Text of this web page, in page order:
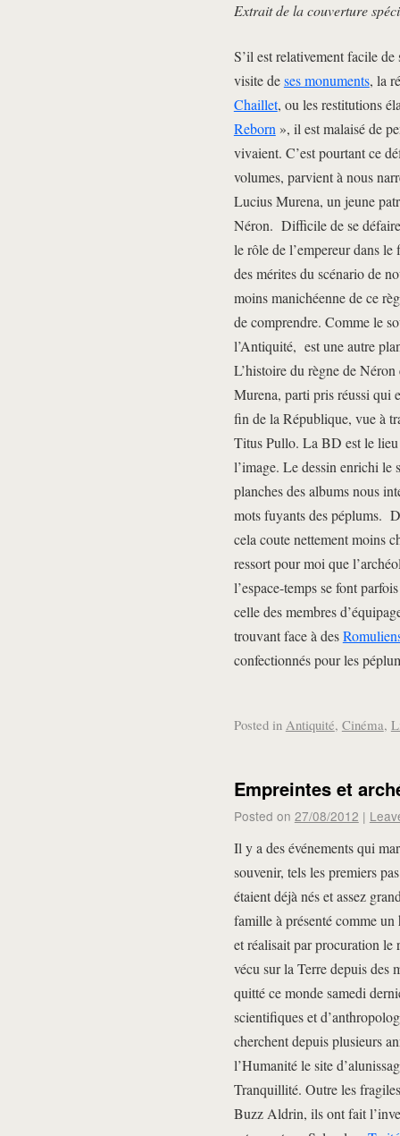
Extrait de la couverture
S’il est relativement facile
visite deses monuments, la
Chaillet, ou les restitutions
Reborn », il est malaisé de
vivaient. C’est pourtant ce
volumes, parvient à nous
Lucius Murena, un jeune
Néron. Difficile de se
le rôle de l’empereur dans
des mérites du scénario de
moins manichéenne de ce
de comprendre. Comme le
l’Antiquité, est une autre
L’histoire du règne de
Murena, parti pris réussi qui
fin de la République, vue à
Titus Pullo. La BD est le
l’image. Le dessin enrichi le
planches des albums nous
mots fuyants des péplums.
cela coute nettement moins
ressort pour moi que
l’espace-temps se font
celle des membres
trouvant face à des
confectionnés pour les
Posted in Antiquité, Cinéma,
Empreintes et
Posted on 27/08/2012 |
Il y a des événements qui
souvenir, tels les premiers
étaient déjà nés et assez
famille à présenté comme
et réalisait par procuration le
vécu sur la Terre depuis des
quitté ce monde samedi
scientifiques et
cherchent depuis plusieurs
l’Humanité le site
Tranquillité. Outre les
Buzz Aldrin, ils ont fait